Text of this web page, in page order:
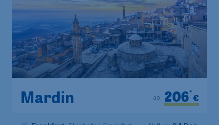
Mardin €
206*
ab